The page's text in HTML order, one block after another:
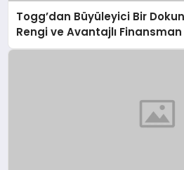
Togg’dan Büyüleyici Bir
Rengi ve Avantajlı Finansman